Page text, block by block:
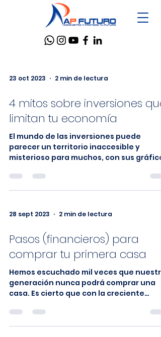
23 oct 2023 2 min de lectura
4 mitos sobre inversiones que
limitan tu economía
El mundo de las inversiones puede
parecer un territorio inaccesible y
misterioso para muchos, con sus
28 sept 2023 2 min de lectura
Pasos (financieros) para
comprar tu primera casa
Hemos escuchado mil veces que nuestra
generación nunca podrá comprar una
casa. Es cierto que con la creciente